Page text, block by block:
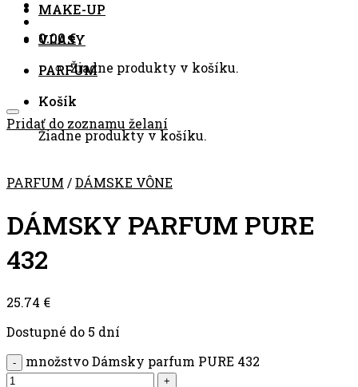
0.00€
Žiadne produkty v košíku.
Košík
Žiadne produkty v košíku.
MAKE-UP
VLASY
PARFUM
Pridať do zoznamu želaní
PARFUM /DÁMSKE VÔNE
DÁMSKY PARFUM PURE
432
25.74 €
Dostupné do 5 dní
množstvo Dámsky parfum PURE 432